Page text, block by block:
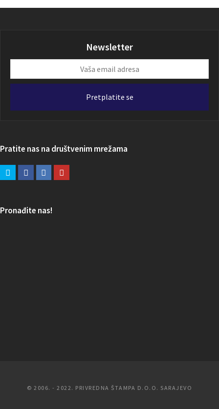
Newsletter
email
Pretplatite se
Pratite nas na društvenim mrežama
Pronađite nas!
© 2006. - 2022. PRIVREDNA ŠTAMPA D.O.O. SARAJEVO